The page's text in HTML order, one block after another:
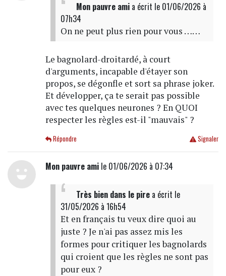
Mon pauvre amia écrit le 01/06/2026 à
07h34
On ne peut plus rien pour vous ……
Le bagnolard-droitardé, à court
d'arguments, incapable d'étayer son
propos, se dégonfle et sort sa phrase joker.
Et développer, ça te serait pas possible
avec tes quelques neurones ? En QUOI
respecter les règles est-il "mauvais" ?
Signaler
Répondre
Mon pauvre amile 01/06/2026 à 07:34
Très bien dans le pirea écrit le
31/05/2026 à 16h54
Et en français tu veux dire quoi au
juste ? Je n'ai pas assez mis les
formes pour critiquer les bagnolards
qui croient que les règles ne sont pas
pour eux ?